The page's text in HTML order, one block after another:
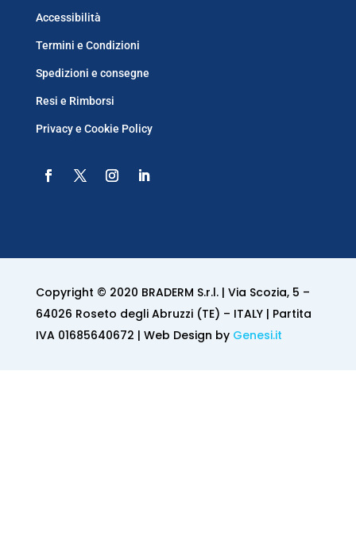
Accessibilità
Termini e Condizioni
Spedizioni e consegne
Resi e Rimborsi
Privacy e Cookie Policy
Copyright © 2020 BRADERM S.r.l. | Via Scozia, 5 –
64026 Roseto degli Abruzzi (TE) – ITALY | Partita
IVA 01685640672 | Web Design by Genesi.it